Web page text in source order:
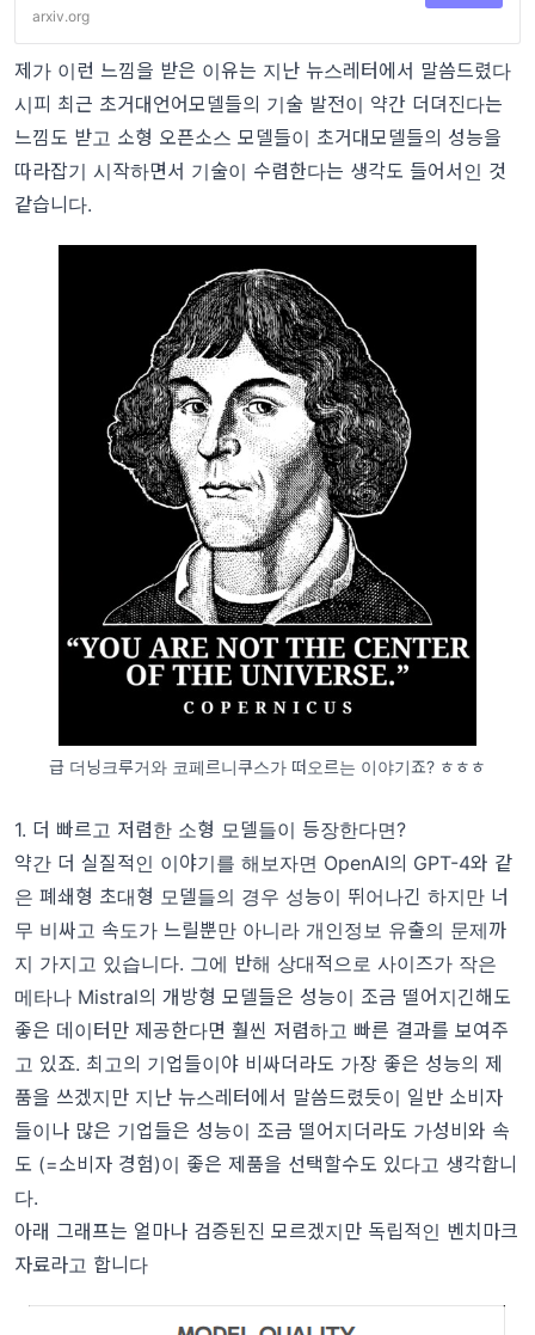
arxiv.org
제가 이런 느낌을 받은 이유는 지난 뉴스레터에서 말씀드렸다
시피 최근 초거대언어모델들의 기술 발전이 약간 더뎌진다는
느낌도 받고 소형 오픈소스 모델들이 초거대모델들의 성능을
따라잡기 시작하면서 기술이 수렴한다는 생각도 들어서인 것
같습니다.
급 더닝크루거와 코페르니쿠스가 떠오르는 이야기죠? ㅎㅎㅎ
1. 더 빠르고 저렴한 소형 모델들이 등장한다면?
약간 더 실질적인 이야기를 해보자면 OpenAI의 GPT-4와 같
은 폐쇄형 초대형 모델들의 경우 성능이 뛰어나긴 하지만 너
무 비싸고 속도가 느릴뿐만 아니라 개인정보 유출의 문제까
지 가지고 있습니다. 그에 반해 상대적으로 사이즈가 작은
메타나 Mistral의 개방형 모델들은 성능이 조금 떨어지긴해도
좋은 데이터만 제공한다면 훨씬 저렴하고 빠른 결과를 보여주
고 있죠. 최고의 기업들이야 비싸더라도 가장 좋은 성능의 제
품을 쓰겠지만 지난 뉴스레터에서 말씀드렸듯이 일반 소비자
들이나 많은 기업들은 성능이 조금 떨어지더라도 가성비와 속
도 (=소비자 경험)이 좋은 제품을 선택할수도 있다고 생각합니
다.
아래 그래프는 얼마나 검증된진 모르겠지만 독립적인 벤치마크
자료라고 합니다